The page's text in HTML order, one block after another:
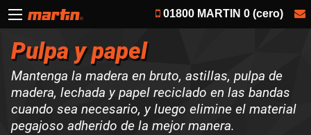
01800 MARTIN 0 (cero)
Pulpa y papel
Mantenga la madera en bruto, astillas, pulpa de
madera, lechada y papel reciclado en las bandas
cuando sea necesario, y luego elimine el material
pegajoso adherido de la mejor manera.